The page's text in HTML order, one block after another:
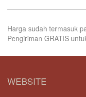
Harga sudah termasuk
Pengiriman GRATIS
WEBSITE